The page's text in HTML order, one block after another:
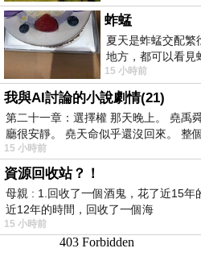
蚱蜢
夏天是蚱蜢交配繁
地方，都可以看見
在車頂上，怎麼樣
15 小時前
我與AI討論的小說劇情(21)
第二十一章：選擇權 那天晚上。 堯禹
廳很安靜。 堯天命似乎還沒回來。 整
15 小時前
資源回收站？！
母親 : 1.回收了一個酒鬼，花了近
近12年的時間，回收了一個海
15 小時前